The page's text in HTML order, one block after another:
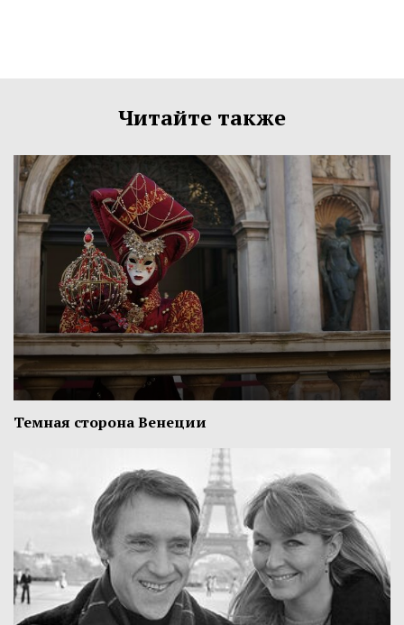
Читайте также
Темная сторона Венеции